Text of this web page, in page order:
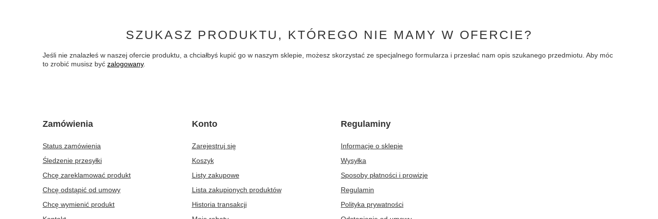
SZUKASZ PRODUKTU, KTÓREGO NIE MAMY W OFERCIE?
Jeśli nie znalazłeś w naszej ofercie produktu, a chciałbyś kupić go w naszym sklepie, możesz skorzystać ze specjalnego formularza i przesłać nam opis szukanego przedmiotu. Aby móc
to zrobić musisz być zalogowany.
Zamówienia
Status zamówienia
Śledzenie przesyłki
Chcę zareklamować produkt
Chcę odstąpić od umowy
Chcę wymienić produkt
Konto
Zarejestruj się
Koszyk
Listy zakupowe
Lista zakupionych produktów
Historia transakcji
Regulaminy
Informacje o sklepie
Wysyłka
Sposoby płatności i prowizje
Regulamin
Polityka prywatności